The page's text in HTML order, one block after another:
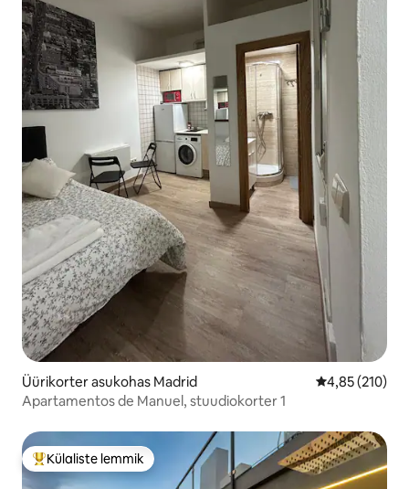
Üürikorter asukohas Madrid Keskmine
4,85 (210)
Apartamentos de Manuel, stuudiokorter 1
Külaliste suur lemmik
Külaliste lemmik